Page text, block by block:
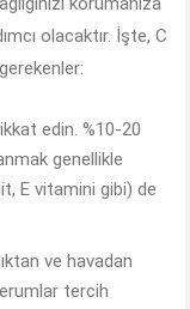
olacaktır. İşte, C
edin. %10-20
genellikle
E vitamini gibi) de
ve havadan
tercih